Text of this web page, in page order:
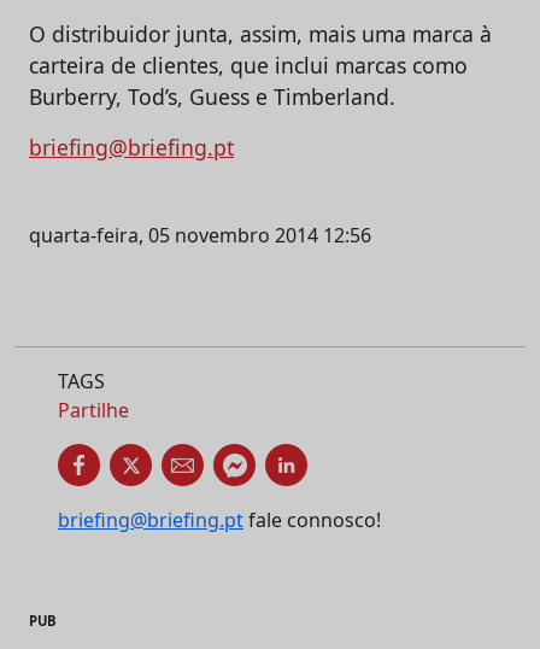
O distribuidor junta, assim, mais uma marca à
carteira de clientes, que inclui marcas como
Burberry, Tod’s, Guess e Timberland.
briefing@briefing.pt
quarta-feira, 05 novembro 2014 12:56
TAGS
Partilhe
briefing@briefing.ptfale connosco!
PUB